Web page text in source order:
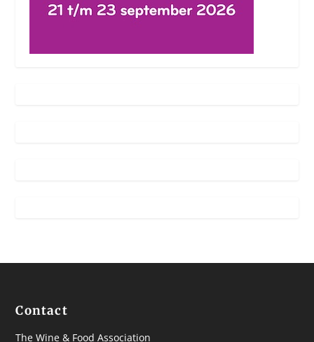
Contact
The Wine & Food Association